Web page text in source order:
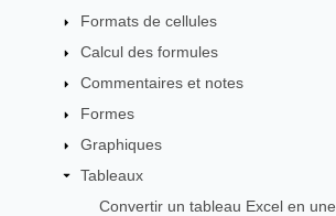
Formats de cellules
Calcul des formules
Commentaires et notes
Formes
Graphiques
Tableaux
Convertir un tableau Excel en une